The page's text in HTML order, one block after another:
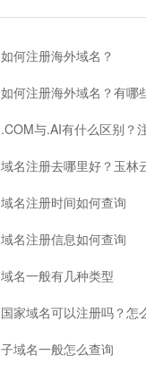
如何注册海外域名？
如何注册海外域名？有哪
.COM与.AI有什么区别？
域名注册去哪里好？玉林
域名注册时间如何查询
域名注册信息如何查询
域名一般有几种类型
国家域名可以注册吗？怎
子域名一般怎么查询